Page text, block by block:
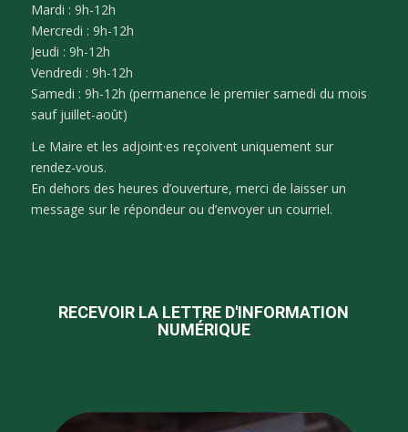
Mardi : 9h-12h
Mercredi : 9h-12h
Jeudi : 9h-12h
Vendredi : 9h-12h
Samedi : 9h-12h (permanence le premier samedi du mois
sauf juillet-août)
Le Maire et les adjoint·es reçoivent uniquement sur
rendez-vous.
En dehors des heures d’ouverture, merci de laisser un
message sur le répondeur ou d’envoyer un courriel.
RECEVOIR LA LETTRE D'INFORMATION
NUMÉRIQUE